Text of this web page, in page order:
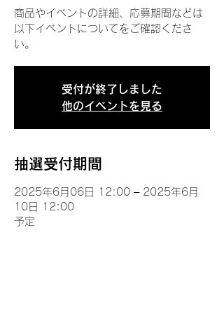
商品やイベントの詳細、応募期間などは
以下イベントについてをご確認くださ
い。
受付が終了しました
他のイベントを見る
抽選受付期間
2025年6月06日 12:00 – 2025年6月
10日 12:00
予定